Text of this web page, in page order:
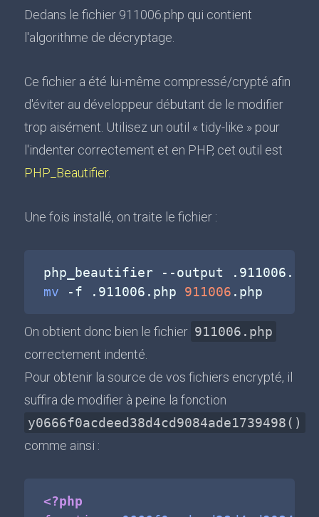
Dedans le fichier 911006.php qui contient
l'algorithme de décryptage.
Ce fichier a été lui-même compressé/crypté afin
d'éviter au développeur débutant de le modifier
trop aisément. Utilisez un outil « tidy-like » pour
l'indenter correctement et en PHP, cet outil est
PHP_Beautifier.
Une fois installé, on traite le fichier :
php_beautifier --output
mv
-f .911006.php 911006
On obtient donc bien le fichier 911006.php
correctement indenté.
Pour obtenir la source de vos fichiers encrypté, il
suffira de modifier à peine la fonction
y0666f0acdeed38d4cd9084ade1739498()
comme ainsi :
<?php